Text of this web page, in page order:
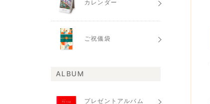
カレンダー
ご祝儀袋
ALBUM
プレゼントアルバム